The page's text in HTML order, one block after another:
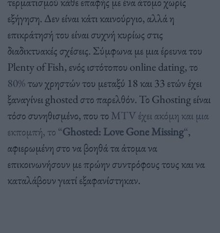
εξήγηση. Δεν είναι κάτι καινούργιο, αλλά η
επικράτησή του είναι συχνή κυρίως στις
διαδικτυακές σχέσεις. Σύμφωνα με μια έρευνα του
Plenty of Fish, ενός ιστότοπου online dating, το
80%των χρηστών του μεταξύ 18 και 33 ετών έχει
ξαναγίνει ghosted στο παρελθόν. Το Ghosting είναι
τόσο συνηθισμένο, που το MTV έχει ακόμη και μια
εκπομπή, το “Ghosted: LoveGoneMissing“,
αφιερωμένη στο να βοηθά τα άτομα να
επικοινωνήσουν με πρώην συντρόφους τους και να
καταλάβουν γιατί εξαφανίστηκαν.